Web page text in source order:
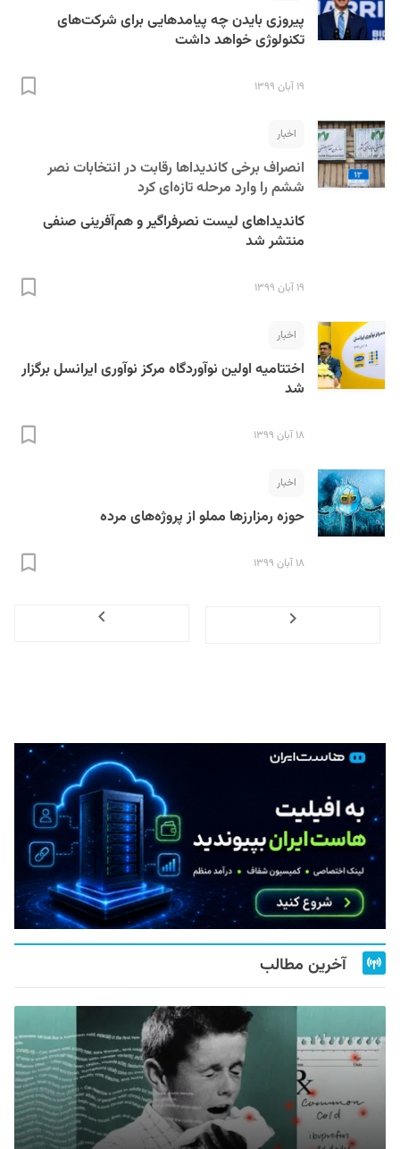
پیروزی بایدن چه پیامد‌هایی برای شرکت‌های
تکنولوژی خواهد داشت
۱۹ آبان ۱۳۹۹
اخبار
انصراف برخی کاندیداها رقابت در انتخابات نصر
ششم را وارد مرحله تازه‌ای کرد
کاندیداهای لیست نصرفراگیر و هم‌آفرینی صنفی
منتشر شد
۱۹ آبان ۱۳۹۹
اخبار
اختتامیه اولین نوآوردگاه مرکز نوآوری ایرانسل برگزار
شد
۱۸ آبان ۱۳۹۹
اخبار
حوزه رمزارزها مملو از پروژه‌های مرده
۱۸ آبان ۱۳۹۹
آخرین مطالب